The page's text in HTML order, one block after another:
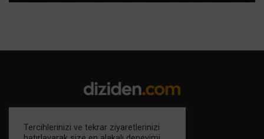
Tercihlerinizi ve tekrar ziyaretlerinizi